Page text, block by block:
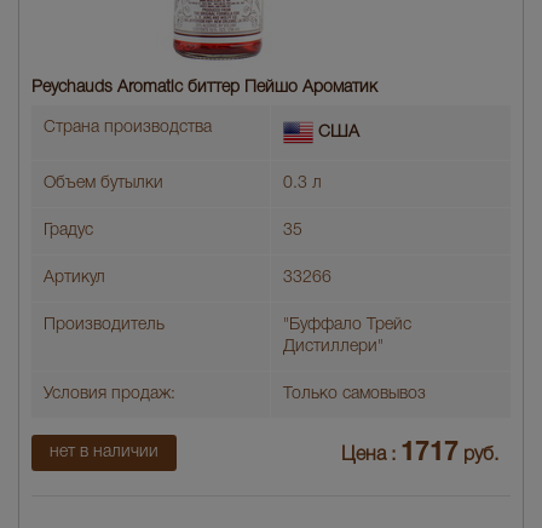
Peychauds Aromatic биттер Пейшо Ароматик
Страна производства США
Объем бутылки 0.3 л
Градус 35
Артикул 33266
Производитель
"Буффало Трейс
Дистиллери"
Условия продаж: Только самовывоз
нет в наличии Цена : 1717 руб.